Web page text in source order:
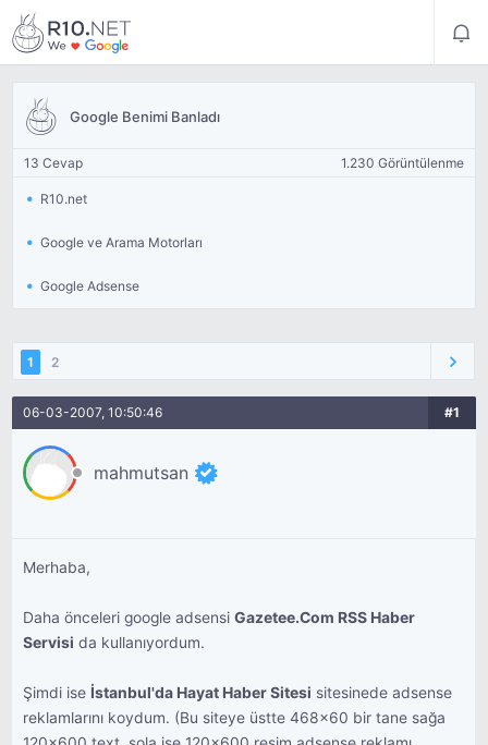
Google Benimi Banladı
13 Cevap 1.230 Görüntülenme
R10.net
Google ve Arama Motorları
Google Adsense
1 2
06-03-2007, 10:50:46 #1
mahmutsan
Merhaba,
Daha önceleri google adsensiGazetee.Com RSS Haber
Servisi da kullanıyordum.
Şimdi ise İstanbul'da Hayat Haber Sitesi sitesinede adsense
reklamlarını koydum. (Bu siteye üstte 468x60 bir tane sağa